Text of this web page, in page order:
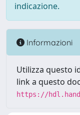
indicazione.
Informazioni
Utilizza questo
link a questo
https://